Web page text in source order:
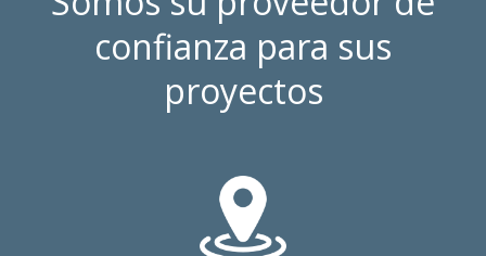
confianza para sus
proyectos